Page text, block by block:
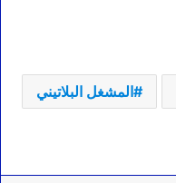
المشغل البلاتيني